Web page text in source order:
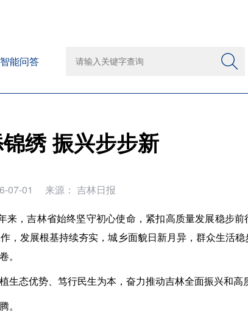
智能问答
绣 振兴步步新
07-01 来源： 吉林日报
来，吉林省始终坚守初心使命，紧扣高质量发展稳步
，发展根基持续夯实，城乡面貌日新月异，群众生活稳
。
生态优势、笃行民生为本，奋力推动吉林全面振兴和高
。